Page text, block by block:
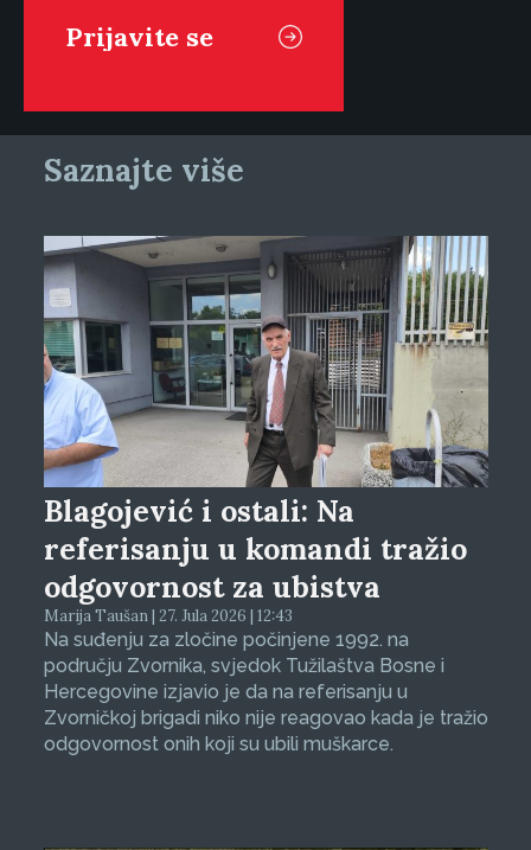
Saznajte više
Blagojević i ostali: Na
referisanju u komandi tražio
odgovornost za ubistva
Marija Taušan | 27. Jula 2026 | 12:43
Na suđenju za zločine počinjene 1992. na
području Zvornika, svjedok Tužilaštva Bosne i
Hercegovine izjavio je da na referisanju u
Zvorničkoj brigadi niko nije reagovao kada je tražio
odgovornost onih koji su ubili muškarce.